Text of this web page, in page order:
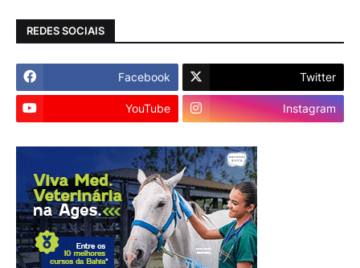
REDES SOCIAIS
Facebook Twitter
YouTube Instagram